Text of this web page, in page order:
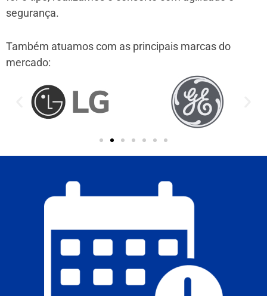
segurança.
Também atuamos com as principais marcas do
mercado: